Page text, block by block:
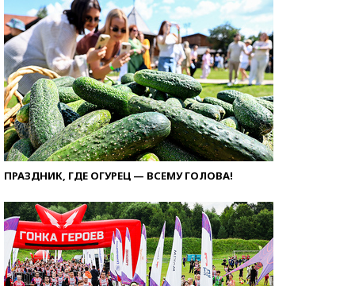
ПРАЗДНИК, ГДЕ ОГУРЕЦ — ВСЕМУ ГОЛОВА!